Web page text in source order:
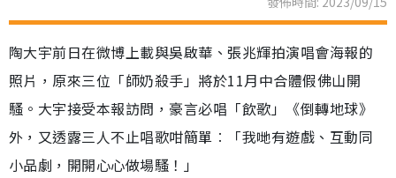
陶大宇前日在微博上載與吳啟華、張兆輝拍演唱會海報的
照片，原來三位「師奶殺手」將於11月中合體假佛山開
騷。大宇接受本報訪問，豪言必唱「飲歌」《倒轉地球》
外，又透露三人不止唱歌咁簡單︰「我哋有遊戲、互動同
小品劇，開開心心做場騷！」